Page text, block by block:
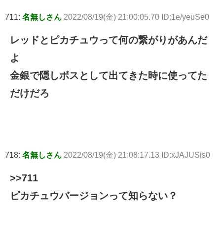
711: 名無しさん 2022/08/19(金) 21:00:05.70 ID:1e/yeuSe0
レッドとピカチュウって何の繋がりがあんだ
よ
金銀で隠しボスとして出てきた時に使ってた
だけだろ
718: 名無しさん 2022/08/19(金) 21:08:17.13 ID:xJAJUSis0
>>711
ピカチュウバージョンって知らない？